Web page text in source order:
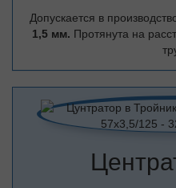
Допускается в
1,5 мм. Протянута на